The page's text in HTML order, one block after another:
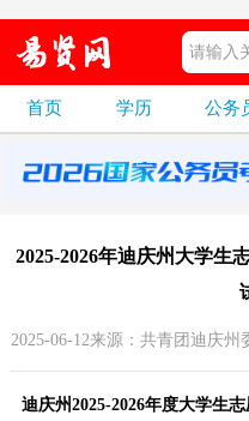
首页 学历 公务
2025-2026年迪庆州大学生
2025-06-12来源：共青团迪庆州
迪庆州2025-2026年度大学生